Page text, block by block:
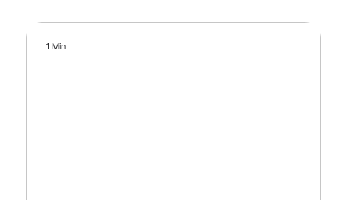
1 Min